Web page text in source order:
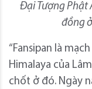
Đại Tượng Phật
đồng
“Fansipan là
Himalaya của
chốt ở đó. Ngày